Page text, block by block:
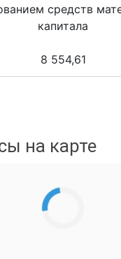
средств
капитала
8 554,61
на карте